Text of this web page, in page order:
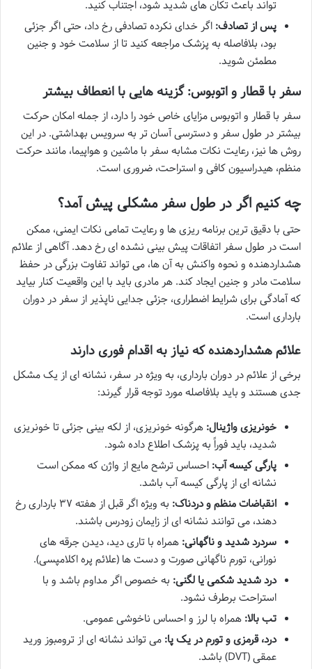
تواند باعث تکان های شدید شود، اجتناب کنید.
پس از تصادف: اگر خدای نکرده تصادفی رخ داد، حتی اگر جزئی
بود، بلافاصله به پزشک مراجعه کنید تا از سلامت خود و جنین
مطمئن شوید.
سفر با قطار و اتوبوس: گزینه هایی با انعطاف بیشتر
سفر با قطار و اتوبوس مزایای خاص خود را دارد، از جمله امکان حرکت
بیشتر در طول سفر و دسترسی آسان تر به سرویس بهداشتی. در این
روش ها نیز، رعایت نکات مشابه سفر با ماشین و هواپیما، مانند حرکت
منظم، هیدراسیون کافی و استراحت، ضروری است.
چه کنیم اگر در طول سفر مشکلی پیش آمد؟
حتی با دقیق ترین برنامه ریزی ها و رعایت تمامی نکات ایمنی، ممکن
است در طول سفر اتفاقات پیش بینی نشده ای رخ دهد. آگاهی از علائم
هشداردهنده و نحوه واکنش به آن ها، می تواند تفاوت بزرگی در حفظ
سلامت مادر و جنین ایجاد کند. هر مادری باید با این واقعیت کنار بیاید
که آمادگی برای شرایط اضطراری، جزئی جدایی ناپذیر از سفر در دوران
بارداری است.
علائم هشداردهنده که نیاز به اقدام فوری دارند
برخی از علائم در دوران بارداری، به ویژه در سفر، نشانه ای از یک مشکل
جدی هستند و باید بلافاصله مورد توجه قرار گیرند:
خونریزی واژینال: هرگونه خونریزی، از لکه بینی جزئی تا خونریزی
شدید، باید فوراً به پزشک اطلاع داده شود.
پارگی کیسه آب: احساس ترشح مایع از واژن که ممکن است
نشانه ای از پارگی کیسه آب باشد.
انقباضات منظم و دردناک:
به ویژه اگر قبل از هفته ۳۷ بارداری رخ
دهند، می توانند نشانه ای از زایمان زودرس باشند.
سردرد شدید و ناگهانی: همراه با تاری دید، دیدن جرقه های
نورانی، تورم ناگهانی صورت و دست ها (علائم پره اکلامپسی).
درد شدید شکمی یا لگنی: به خصوص اگر مداوم باشد و با
استراحت برطرف نشود.
تب بالا: همراه با لرز و احساس ناخوشی عمومی.
درد، قرمزی و تورم در یک پا: می تواند نشانه ای از ترومبوز ورید
عمقی (DVT) باشد.